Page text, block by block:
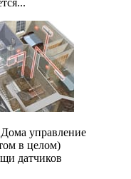
управление
в целом)
датчиков